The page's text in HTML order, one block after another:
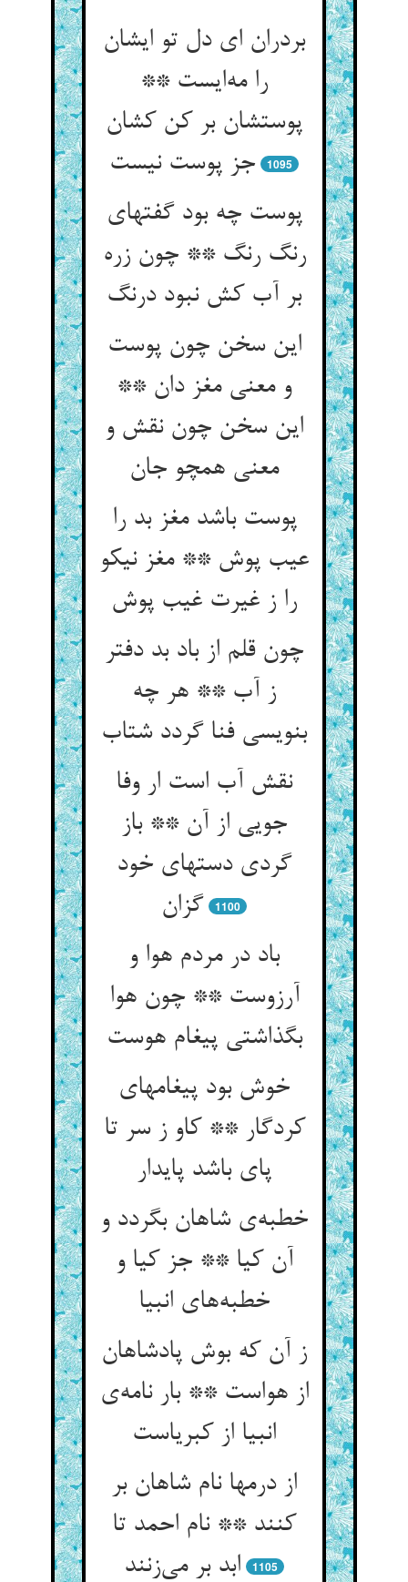
بردران ای دل تو ایشان
را مه‌‌ایست **
پوستشان بر کن کشان
1095
پوست چه بود گفتهای
رنگ رنگ ** چون زره
این سخن چون پوست
و معنی مغز دان **
این سخن چون نقش و
پوست باشد مغز بد را
عیب پوش ** مغز نیکو
چون قلم از باد بد دفتر
ز آب ** هر چه
نقش آب است ار وفا
جویی از آن ** باز
گردی دستهای خود
1100
باد در مردم هوا و
آرزوست ** چون هوا
بگذاشتی پیغام هوست‌‌
خوش بود پیغامهای
کردگار ** کاو ز سر تا
پای باشد پایدار
خطبه‌‌ی شاهان بگردد و
آن کیا ** جز کیا و
خطبه‌‌های انبیا
ز آن که بوش پادشاهان
از هواست ** بار نامه‌‌ی
از درمها نام شاهان بر
کنند ** نام احمد تا
ابد بر می‌‌زنند
1105